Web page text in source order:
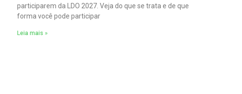
participarem da LDO 2027. Veja do que se trata e de que
forma você pode participar
Leia mais »